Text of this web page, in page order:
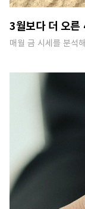
3월보다 더 오른
매월 금 시세를 분석